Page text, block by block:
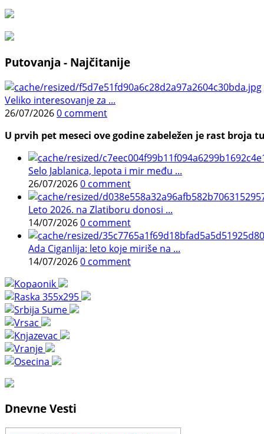
Putovanja - Najčitanije
Veliko interesovanje za ...
26/07/20260 comment
U prvih pet meseci ove godine zabeležen je rast
Selo Jablanica, lepota i mir među ...
26/07/20260 comment
Leto 2026. na Zlatiboru donosi ...
14/07/20260 comment
Ada Ciganlija: leto koje miriše na ...
14/07/20260 comment
Dnevne Vesti